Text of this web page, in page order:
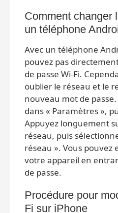
Comment changer
un téléphone
Avec un téléphone
pouvez pas
de passe Wi-Fi.
oublier le réseau et le
nouveau mot de
dans « Paramètres »,
Appuyez longuement
réseau, puis
réseau ». Vous
votre appareil en
de passe.
Procédure pour
Fi sur iPhone